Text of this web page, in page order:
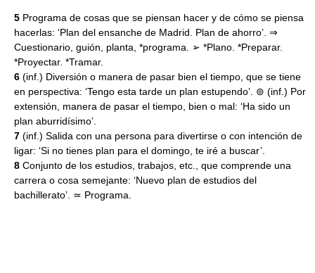
5 Programa de cosas que se piensan hacer y de cómo se piensa
hacerlas: ‘Plan del ensanche de Madrid. Plan de ahorro’. ⇒
Cuestionario, guión, planta, *programa. ➢ *Plano. *Preparar.
*Proyectar. *Tramar.
6 (inf.) Diversión o manera de pasar bien el tiempo, que se tiene
en perspectiva: ‘Tengo esta tarde un plan estupendo’. ⊚ (inf.) Por
extensión, manera de pasar el tiempo, bien o mal: ‘Ha sido un
plan aburridísimo’.
7 (inf.) Salida con una persona para divertirse o con intención de
ligar: ‘Si no tienes plan para el domingo, te iré a buscar’.
8 Conjunto de los estudios, trabajos, etc., que comprende una
carrera o cosa semejante: ‘Nuevo plan de estudios del
bachillerato’. ≃ Programa.